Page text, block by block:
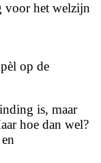
voor het welzijn
op de
is, maar
hoe dan wel?